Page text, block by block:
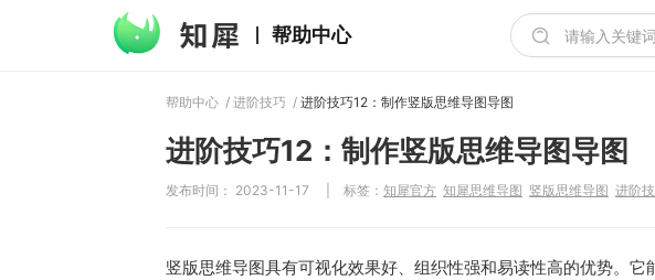
帮助中心
帮助中心 / 进阶技巧 / 进阶技巧12：制作竖版思维导图导图
进阶技巧12：制作竖版思维导图导图
发布时间： 2023-11-17 标签： 知犀官方 知犀思维导图 竖版思维导图 进阶
竖版思维导图具有可视化效果好、组织性强和易读性高的优势。